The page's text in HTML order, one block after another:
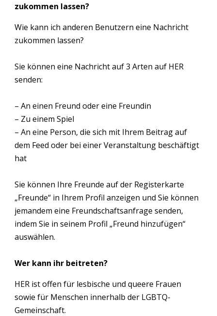
zukommen lassen?
Wie kann ich anderen Benutzern eine Nachricht
zukommen lassen?
Sie können eine Nachricht auf 3 Arten auf HER
senden:
– An einen Freund oder eine Freundin
– Zu einem Spiel
– An eine Person, die sich mit Ihrem Beitrag auf
dem Feed oder bei einer Veranstaltung beschäftigt
hat
Sie können Ihre Freunde auf der Registerkarte
„Freunde“ in Ihrem Profil anzeigen und Sie können
jemandem eine Freundschaftsanfrage senden,
indem Sie in seinem Profil „Freund hinzufügen“
auswählen.
Wer kann ihr beitreten?
HER ist offen für lesbische und queere Frauen
sowie für Menschen innerhalb der LGBTQ-
Gemeinschaft.